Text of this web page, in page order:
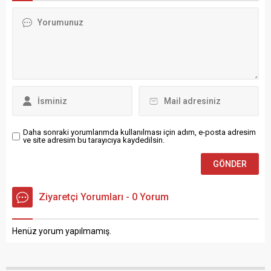
teşekkür ederek,
Daha sonraki yorumlarımda kullanılması için adım, e-posta adresim
ve site adresim bu tarayıcıya kaydedilsin.
Ziyaretçi Yorumları - 0 Yorum
Henüz yorum yapılmamış.